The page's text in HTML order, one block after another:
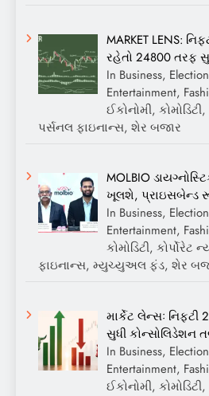
MARKET LENS:
રહેતો 24800 તરફ
In Business,
Entertainment,
ઈકોનોમી,
પર્સનલ ફાઇનાન્સ, શેર બજાર
MOLBIO
ખૂલશે, પ્રાઇસબેન્ડ
In Business,
Entertainment,
કોમોડિટી,
ફાઇનાન્સ, મ્યુચ્યુઅલ ફંડ, શેર
માર્કેટ લેન્સઃ
સુધી કોન્સોલિડેશન
In Business,
Entertainment,
ઈકોનોમી,